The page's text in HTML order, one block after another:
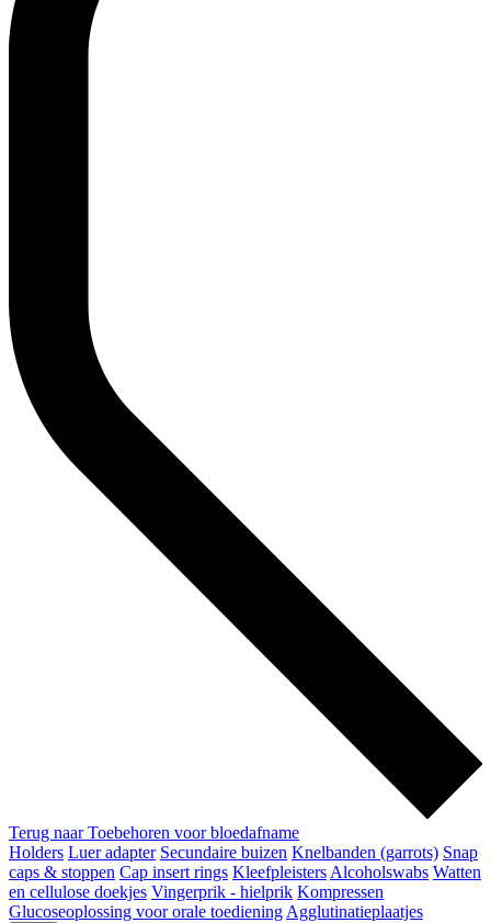
Terug naar Toebehoren voor bloedafname
Holders Luer adapter Secundaire buizen Knelbanden (garrots) Snap
caps & stoppen Cap insert rings Kleefpleisters Alcoholswabs Watten
en cellulose doekjes Vingerprik - hielprik Kompressen
Glucoseoplossing voor orale toediening Agglutinatieplaatjes